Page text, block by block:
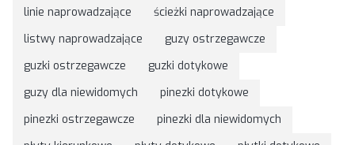
linie naprowadzające
ścieżki naprowadzające
listwy naprowadzające
guzy ostrzegawcze
guzki ostrzegawcze
guzki dotykowe
guzy dla niewidomych
pinezki dotykowe
pinezki ostrzegawcze
pinezki dla niewidomych